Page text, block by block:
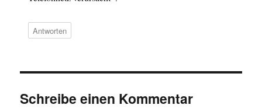
Antworten
Schreibe einen Kommentar